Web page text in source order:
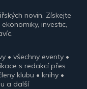
novin. Získejte
investic,
• všechny eventy •
s redakcí přes
klubu • knihy •
a další